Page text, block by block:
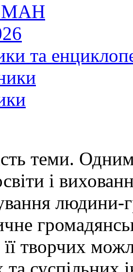
МАН
та
теми.
і
людини-
її творчих